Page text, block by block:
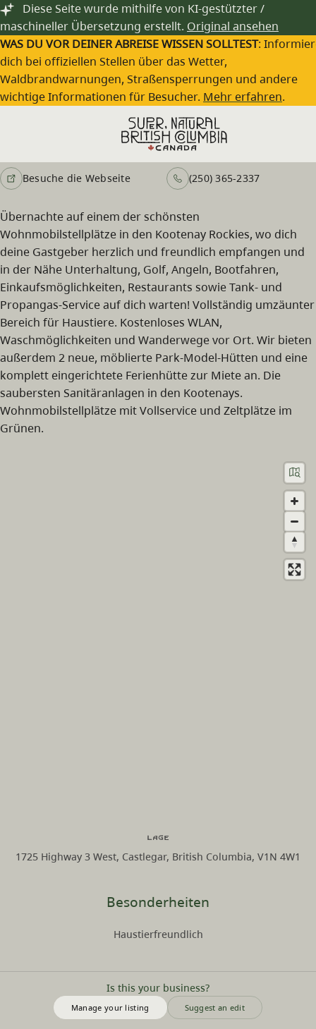
Zum Hauptinhalt springen
Diese Seite wurde mithilfe von KI-gestützter /
maschineller Übersetzung erstellt. Original ansehen
WAS DU VOR DEINER ABREISE WISSEN SOLLTEST:
dich bei offiziellen Stellen über das Wetter,
Waldbrandwarnungen, Straßensperrungen und andere
wichtige Informationen für Besucher. Mehr erfahren.
Castlegar Cabins, RV Park &
Campground
Besuche die Webseite (250) 365-2337
Übernachte auf einem der schönsten
Wohnmobilstellplätze in den Kootenay Rockies, wo dich
deine Gastgeber herzlich und freundlich empfangen und
in der Nähe Unterhaltung, Golf, Angeln, Bootfahren,
Einkaufsmöglichkeiten, Restaurants sowie Tank- und
Propangas-Service auf dich warten! Vollständig umzäunter
Bereich für Haustiere. Kostenloses WLAN,
Waschmöglichkeiten und Wanderwege vor Ort. Wir bieten
außerdem 2 neue, möblierte Park-Model-Hütten und eine
komplett eingerichtete Ferienhütte zur Miete an. Die
saubersten Sanitäranlagen in den Kootenays.
Wohnmobilstellplätze mit Vollservice und Zeltplätze im
Grünen.
Besonderheiten
Haustierfreundlich
Is this your business?
Manage your listing Suggest an edit
Lage
1725 Highway 3 West, Castlegar, British Columbia, V1N 4W1